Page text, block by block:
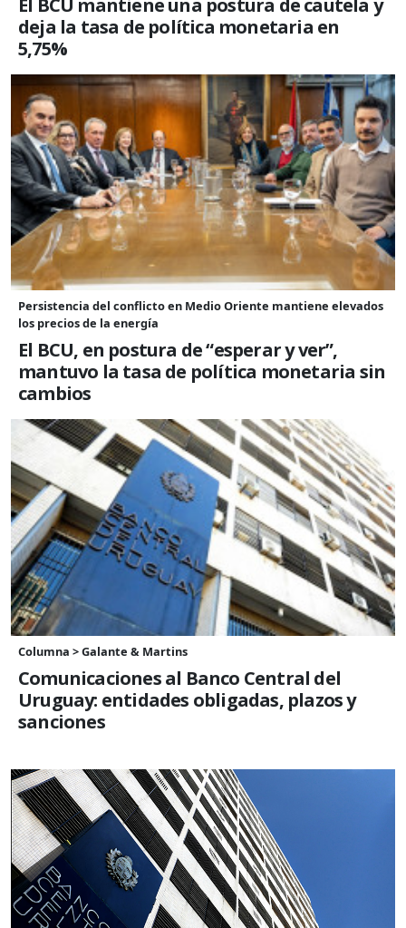
deja la tasa de política monetaria en
5,75%
Persistencia del conflicto en Medio Oriente mantiene elevados
los precios de la energía
El BCU, en postura de “esperar y ver”,
mantuvo la tasa de política monetaria sin
cambios
Columna > Galante & Martins
Comunicaciones al Banco Central del
Uruguay: entidades obligadas, plazos y
sanciones